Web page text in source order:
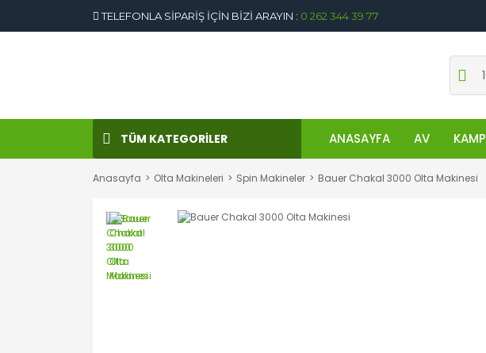
TELEFONLA SİPARİŞ İÇİN BİZİ ARAYIN : 0 262 344 39 77
TÜM KATEGORİLER ANASAYFA AV KAMP
Anasayfa Olta Makineleri Spin Makineler Bauer Chakal 3000 Olta Makinesi